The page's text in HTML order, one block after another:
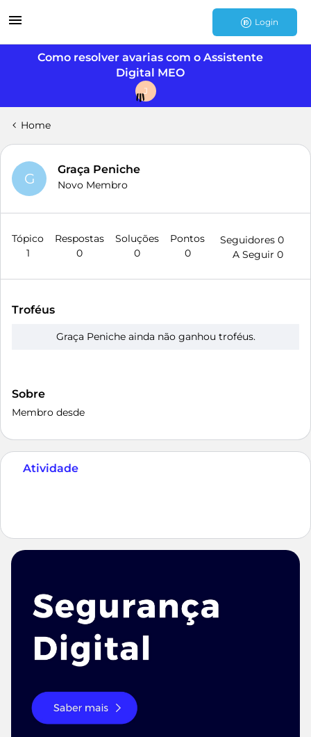
Login
Como resolver avarias com o Assistente
Digital MEO
J
Home
G
Graça Peniche
Novo Membro
Tópico
1
Respostas
0
Soluções
0
Pontos
0
Seguidores 0
A Seguir 0
Troféus
Graça Peniche ainda não ganhou troféus.
Sobre
Membro desde
Atividade